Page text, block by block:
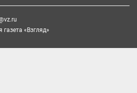
«Взгляд»